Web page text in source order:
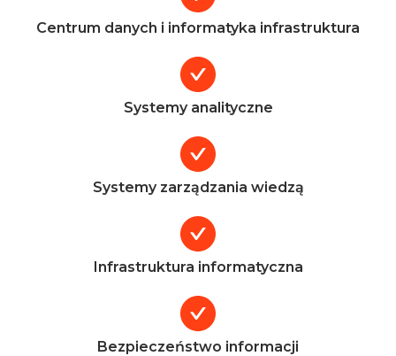
Centrum danych i informatyka infrastruktura
Systemy analityczne
Systemy zarządzania wiedzą
Infrastruktura informatyczna
Bezpieczeństwo informacji